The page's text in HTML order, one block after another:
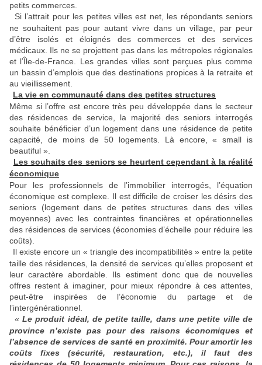
petits commerces.
Si l’attrait pour les petites villes est net, les répondants seniors
ne souhaitent pas pour autant vivre dans un village, par peur
d’être isolés et éloignés des commerces et des services
médicaux. Ils ne se projettent pas dans les métropoles régionales
et l’Île-de-France. Les grandes villes sont perçues plus comme
un bassin d’emplois que des destinations propices à la retraite et
au vieillissement.
La vie en communauté dans des petites structures
Même si l’offre est encore très peu développée dans le secteur
des résidences de service, la majorité des seniors interrogés
souhaite bénéficier d’un logement dans une résidence de petite
capacité, de moins de 50 logements. Là encore, « small is
beautiful ».
Les souhaits des seniors se heurtent cependant à la réalité
économique
Pour les professionnels de l’immobilier interrogés, l’équation
économique est complexe. Il est difficile de croiser les désirs des
seniors (logement dans de petites structures dans des villes
moyennes) avec les contraintes financières et opérationnelles
des résidences de services (économies d’échelle pour réduire les
coûts).
Il existe encore un « triangle des incompatibilités » entre la petite
taille des résidences, la densité de services qu’elles proposent et
leur caractère abordable. Ils estiment donc que de nouvelles
offres restent à imaginer, pour mieux répondre à ces attentes,
peut-être inspirées de l’économie du partage et de
l’intergénérationnel.
« Le produit idéal, de petite taille, dans une petite ville de
province n’existe pas pour des raisons économiques et
l’absence de services de santé en proximité. Pour amortir les
coûts fixes (sécurité, restauration, etc.), il faut des